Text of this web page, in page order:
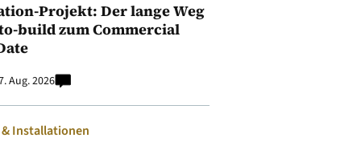
Projekt: Der lange Weg
build zum Commercial
Aug. 2026
Installationen